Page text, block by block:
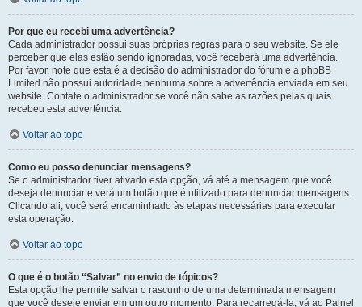
Por que eu recebi uma advertência?
Cada administrador possui suas próprias regras para o seu website. Se ele
perceber que elas estão sendo ignoradas, você receberá uma advertência.
Por favor, note que esta é a decisão do administrador do fórum e a phpBB
Limited não possui autoridade nenhuma sobre a advertência enviada em seu
website. Contate o administrador se você não sabe as razões pelas quais
recebeu esta advertência.
Voltar ao topo
Como eu posso denunciar mensagens?
Se o administrador tiver ativado esta opção, vá até a mensagem que você
deseja denunciar e verá um botão que é utilizado para denunciar mensagens.
Clicando ali, você será encaminhado às etapas necessárias para executar
esta operação.
Voltar ao topo
O que é o botão “Salvar” no envio de tópicos?
Esta opção lhe permite salvar o rascunho de uma determinada mensagem
que você deseje enviar em um outro momento. Para recarregá-la, vá ao Painel